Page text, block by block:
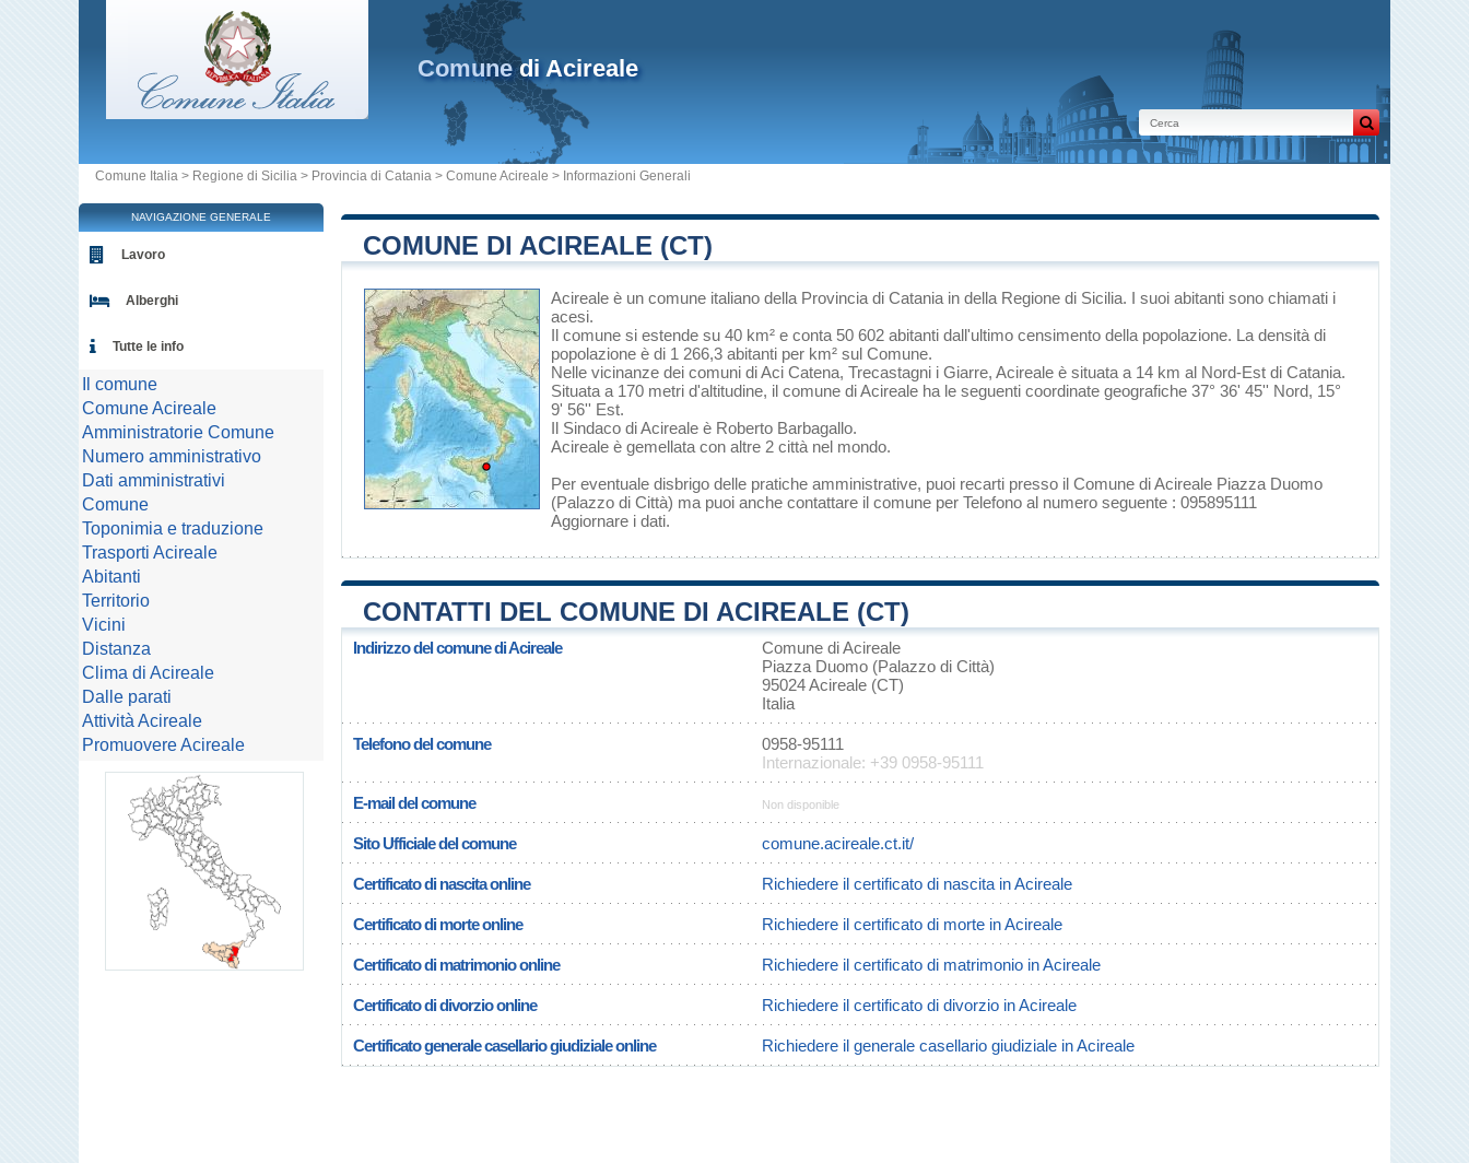
Comunedi Acireale
Comune Italia > Regione di Sicilia > Provincia di Catania > Comune Acireale > Informazioni Generali
COMUNE DI ACIREALE (CT)
Acireale è un comune italiano della Provincia di Catania in della Regione di Sicilia. I suoi abitanti sono chiamati i
acesi.
Il comune si estende su 40 km² e conta 50 602 abitanti dall'ultimo censimento della popolazione. La densità di
popolazione è di 1 266,3 abitanti per km² sul Comune.
Nelle vicinanze dei comuni diAci Catena, Trecastagni i Giarre, Acireale è situata a 14 km al Nord-Est di Catania.
Situata a 170 metri d'altitudine, il comune di Acireale ha le seguenti coordinate geografiche 37° 36' 45'' Nord, 15°
9' 56'' Est.
Il Sindaco di Acireale è Roberto Barbagallo.
Acireale è gemellata con altre 2 città nel mondo.
Per eventuale disbrigo delle pratiche amministrative, puoi recarti presso il Comune di Acireale Piazza Duomo
(Palazzo di Città) ma puoi anche contattare il comune per Telefono al numero seguente : 095895111
Aggiornare i dati.
CONTATTI DEL COMUNE DI ACIREALE (CT)
Indirizzo del comune di Acireale
Comune di Acireale
Piazza Duomo (Palazzo di Città)
95024 Acireale (CT)
Italia
Telefono del comune
0958-95111
Internazionale: +39 0958-95111
E-mail del comune Non disponible
Sito Ufficiale del comune comune.acireale.ct.it/
Certificato di nascita online Richiedere il certificato di nascita in Acireale
Certificato di morte online Richiedere il certificato di morte in Acireale
Certificato di matrimonio online Richiedere il certificato di matrimonio in Acireale
Certificato di divorzio online Richiedere il certificato di divorzio in Acireale
Certificato generale casellario giudiziale online Richiedere il generale casellario giudiziale in Acireale
NAVIGAZIONE GENERALE
Lavoro
Alberghi
Tutte le info
Il comune
Comune Acireale
Amministratorie Comune
Numero amministrativo
Dati amministrativi
Comune
Toponimia e traduzione
Trasporti Acireale
Abitanti
Territorio
Vicini
Distanza
Clima di Acireale
Dalle parati
Attività Acireale
Promuovere Acireale